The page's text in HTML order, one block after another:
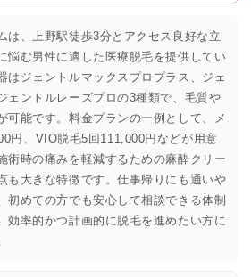
は、上野駅徒歩3分とアクセス良好な立
悩む男性に適した医療脱毛を提供してい
はジェントルマックスプロプラス、ジェ
ェントルレーズプロの3種類で、毛質や
可能です。料金プランの一例として、メ
円、VIO脱毛5回111,000円などが用意
術時の痛みを軽減するための麻酔クリー
も大きな特徴です。仕事帰りにも通いや
初めての方でも安心して相談できる体制
効率的かつ計画的に脱毛を進めたい方に